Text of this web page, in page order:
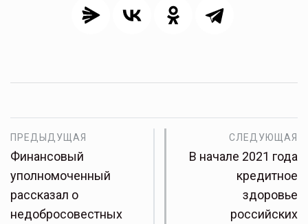
ПРЕДЫДУЩАЯ
Финансовый
уполномоченный
рассказал о
недобросовестных
СЛЕДУЮЩАЯ
В начале 2021 года
кредитное
здоровье
российских